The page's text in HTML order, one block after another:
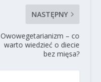
NASTĘPNY
Owowegetarianizm – co
warto wiedzieć o diecie
bez mięsa?